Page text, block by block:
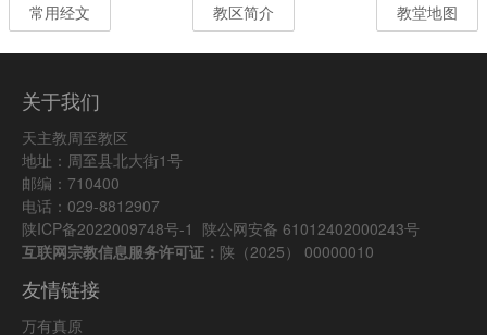
常用经文 教区简介 教堂地图
关于我们
天主教周至教区
地址：周至县北大街1号
邮编：710400
电话：029-8812907
陕ICP备2022009748号-1 陕公网安备 61012402000243号
互联网宗教信息服务许可证： 陕（2025） 00000010
友情链接
万有真原